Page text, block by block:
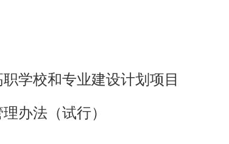
学校和专业建设计划项目
办法（试行）